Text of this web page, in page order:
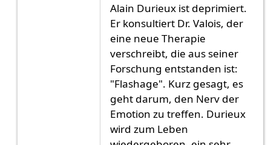
Alain Durieux ist deprimiert.
Er konsultiert Dr. Valois, der
eine neue Therapie
verschreibt, die aus seiner
Forschung entstanden ist:
"Flashage". Kurz gesagt, es
geht darum, den Nerv der
Emotion zu treffen. Durieux
wird zum Leben